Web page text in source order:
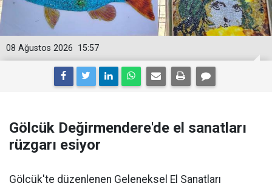
15:57
08 Ağustos 2026
Gölcük Değirmendere'de el sanatları
rüzgarı esiyor
Gölcük'te düzenlenen Geleneksel El Sanatları